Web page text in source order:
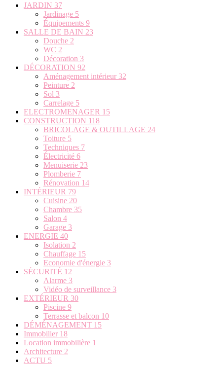
JARDIN 37
Jardinage 5
Équipements 9
SALLE DE BAIN 23
Douche 2
WC 2
Décoration 3
DÉCORATION 92
Aménagement intérieur 32
Peinture 2
Sol 3
Carrelage 5
ELECTROMENAGER 15
CONSTRUCTION 118
BRICOLAGE & OUTILLAGE 24
Toiture 5
Techniques 7
Électricité 6
Menuiserie 23
Plomberie 7
Rénovation 14
INTÉRIEUR 79
Cuisine 20
Chambre 35
Salon 4
Garage 3
ENERGIE 40
Isolation 2
Chauffage 15
Economie d'énergie 3
SÉCURITÉ 12
Alarme 3
Vidéo de surveillance 3
EXTÉRIEUR 30
Piscine 9
Terrasse et balcon 10
DÉMÉNAGEMENT 15
Immobilier 18
Location immobilière 1
Architecture 2
ACTU 5